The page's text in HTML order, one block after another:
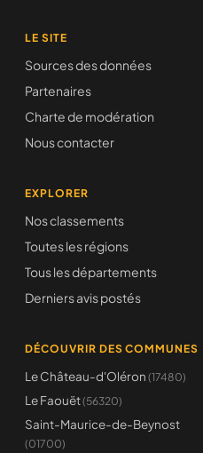
LE SITE
Sources des données
Partenaires
Charte de modération
Nous contacter
EXPLORER
Nos classements
Toutes les régions
Tous les départements
Derniers avis postés
DÉCOUVRIR DES COMMUNES
Le Château-d'Oléron (17480)
Le Faouët(56320)
Saint-Maurice-de-Beynost
(01700)